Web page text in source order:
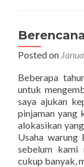
Posted on
Beberapa
untuk
saya ajukan
pinjaman yang
alokasikan
Usaha warung
sebelum kami
cukup banyak,